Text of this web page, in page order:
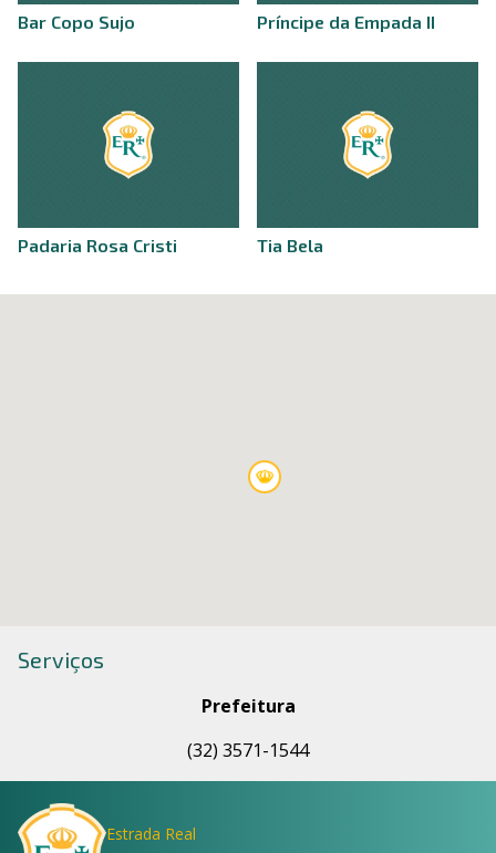
Bar Copo Sujo Príncipe da Empada II
Padaria Rosa Cristi Tia Bela
Serviços
Prefeitura
(32) 3571-1544
Estrada Real